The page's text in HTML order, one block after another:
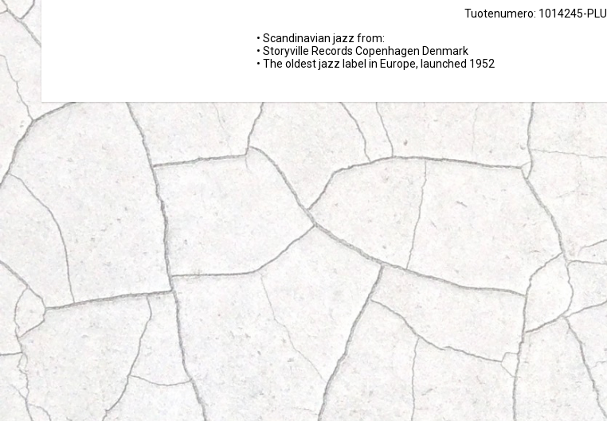
Tuotenumero: 1014245-PLU
• Scandinavian jazz from:
• Storyville Records Copenhagen Denmark
• The oldest jazz label in Europe, launched 1952